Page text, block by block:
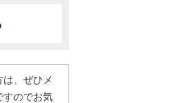
、ぜひメ
すのでお気